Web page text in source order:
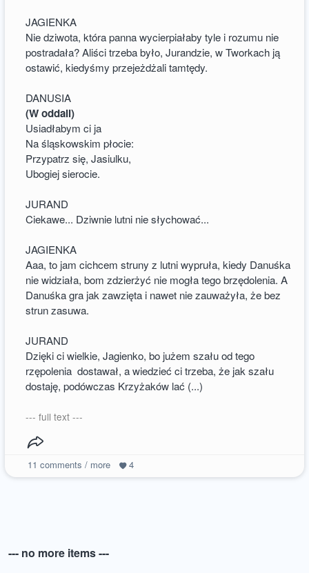
JAGIENKA
Nie dziwota, która panna wycierpiałaby tyle i rozumu nie
postradała? Aliści trzeba było, Jurandzie, w Tworkach ją
ostawić, kiedyśmy przejeżdżali tamtędy.
DANUSIA
(W oddali)
Usiadłabym ci ja
Na śląskowskim płocie:
Przypatrz się, Jasiulku,
Ubogiej sierocie.
JURAND
Ciekawe... Dziwnie lutni nie słychować...
JAGIENKA
Aaa, to jam cichcem struny z lutni wypruła, kiedy Danuśka
nie widziała, bom zdzierżyć nie mogła tego brzędolenia. A
Danuśka gra jak zawzięta i nawet nie zauważyła, że bez
strun zasuwa.
JURAND
Dzięki ci wielkie, Jagienko, bo jużem szału od tego
rzępolenia dostawał, a wiedzieć ci trzeba, że jak szału
dostaję, podówczas Krzyżaków lać (...)
--- full text ---
11 comments / more 4
--- no more items ---